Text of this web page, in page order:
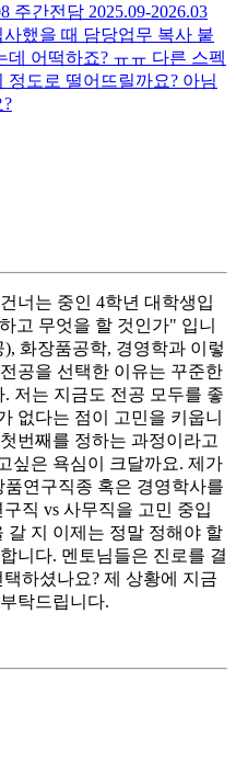
주간전담 2025.09-2026.03
했을 때 담당업무 복사 붙
어떡하죠? ㅠㅠ 다른 스펙
도로 떨어뜨릴까요? 아님
너는 중인 4학년 대학생입
고 무엇을 할 것인가" 입니
화장품공학, 경영학과 이렇
공을 선택한 이유는 꾸준한
저는 지금도 전공 모두를 좋
없다는 점이 고민을 키웁니
번째를 정하는 과정이라고
싶은 욕심이 크달까요. 제가
연구직종 혹은 경영학사를
직 vs 사무직을 고민 중입
갈 지 이제는 정말 정해야 할
니다. 멘토님들은 진로를 결
하셨나요? 제 상황에 지금
탁드립니다.